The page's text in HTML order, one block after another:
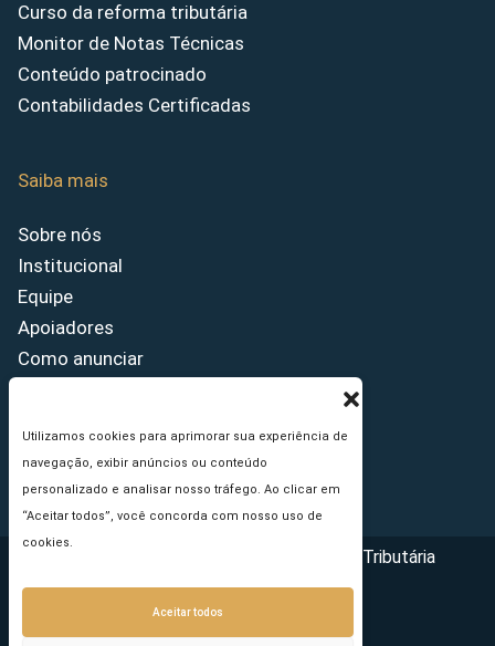
Utilizamos cookies para aprimorar sua experiência de
navegação, exibir anúncios ou conteúdo
personalizado e analisar nosso tráfego. Ao clicar em
“Aceitar todos”, você concorda com nosso uso de
cookies.
Aceitar todos
Curso da reforma tributária
Monitor de Notas Técnicas
Conteúdo patrocinado
Contabilidades Certificadas
Saiba mais
Sobre nós
Institucional
Equipe
Apoiadores
Como anunciar
Princípios Editoriais
Copyright © 2026 - Portal da Reforma Tributária